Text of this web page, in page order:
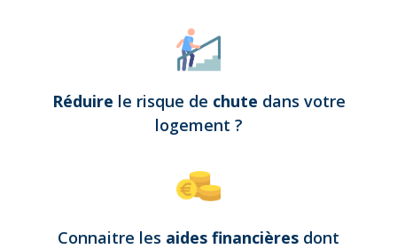
Réduire le risque de chute dans votre
logement ?
Connaitre les aides financières dont